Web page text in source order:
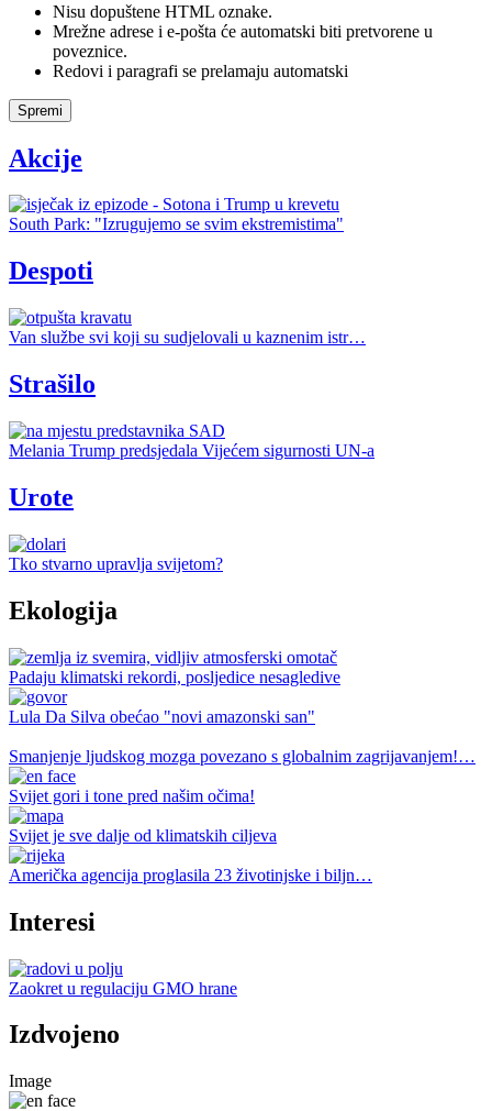
Nisu dopuštene HTML oznake.
Mrežne adrese i e-pošta će automatski biti pretvorene u
poveznice.
Redovi i paragrafi se prelamaju automatski
Spremi
Akcije
South Park: "Izrugujemo se svim ekstremistima"
Despoti
Van službe svi koji su sudjelovali u kaznenim istr…
Strašilo
Melania Trump predsjedala Vijećem sigurnosti UN-a
Urote
Tko stvarno upravlja svijetom?
Ekologija
Padaju klimatski rekordi, posljedice nesagledive
Lula Da Silva obećao "novi amazonski san"
Smanjenje ljudskog mozga povezano s globalnim zagrijavanjem!…
Svijet gori i tone pred našim očima!
Svijet je sve dalje od klimatskih ciljeva
Američka agencija proglasila 23 životinjske i biljn…
Interesi
Zaokret u regulaciju GMO hrane
Izdvojeno
Image